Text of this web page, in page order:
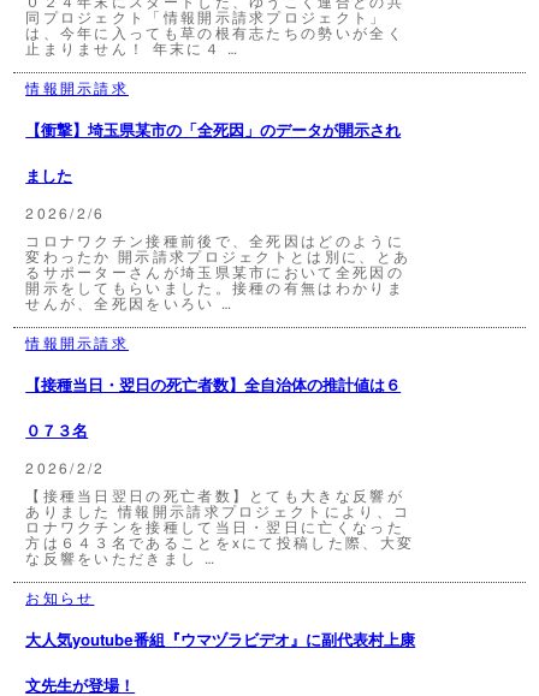
０２４年末にスタートした、ゆうこく連合との共
同プロジェクト「情報開示請求プロジェクト」
は、今年に入っても草の根有志たちの勢いが全く
止まりません！ 年末に４ …
情報開示請求
【衝撃】埼玉県某市の「全死因」のデータが開示され
ました
2026/2/6
コロナワクチン接種前後で、全死因はどのように
変わったか 開示請求プロジェクトとは別に、とあ
るサポーターさんが埼玉県某市において全死因の
開示をしてもらいました。接種の有無はわかりま
せんが、全死因をいろい …
情報開示請求
【接種当日・翌日の死亡者数】全自治体の推計値は６
０７３名
2026/2/2
【接種当日翌日の死亡者数】とても大きな反響が
ありました 情報開示請求プロジェクトにより、コ
ロナワクチンを接種して当日・翌日に亡くなった
方は６４３名であることをxにて投稿した際、大変
な反響をいただきまし …
お知らせ
大人気youtube番組『ウマヅラビデオ』に副代表村上康
文先生が登場！